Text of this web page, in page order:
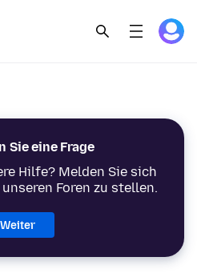
Sie eine Frage
Hilfe? Melden Sie sich
Foren zu stellen.
Weiter